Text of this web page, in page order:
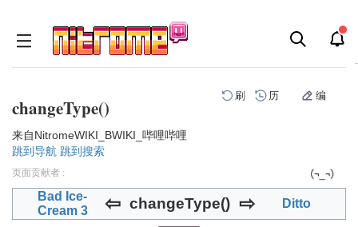
changeType()
刷 历 编
来自NitromeWIKI_BWIKI_哔哩哔哩
跳到导航 跳到搜索
页面贡献者 :
Bad Ice-
Cream 3
⇦ changeType() ⇨ Ditto